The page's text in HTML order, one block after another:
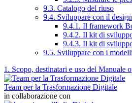
9.3. Catalogo del riuso
9.4. Sviluppare con il
9.4.1. Il framework
9.4.2. Il kit di
9.4.3. Il kit di
9.5. Sviluppare con i
1. Scopo, destinatari e uso del Manuale
Team per la Trasformazione Digitale
in collaborazione con